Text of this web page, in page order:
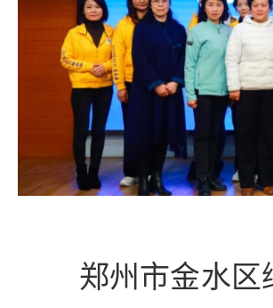
郑州市金水区